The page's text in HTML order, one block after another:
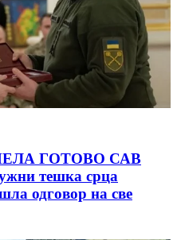
ГОТОВО САВ
тешка срца
одговор на све